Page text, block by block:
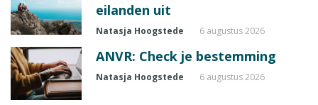
eilanden uit
Natasja Hoogstede 6 augustus 2026
ANVR: Check je bestemming
Natasja Hoogstede 6 augustus 2026